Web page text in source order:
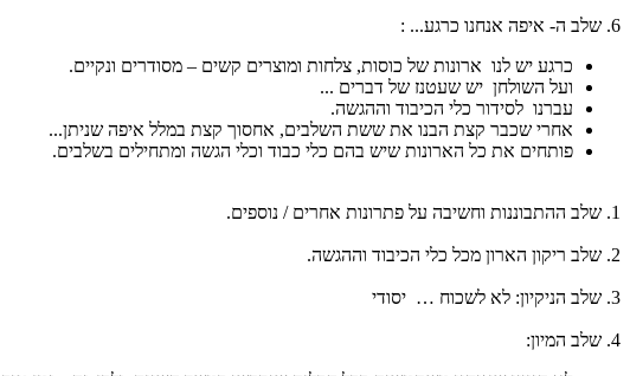
6. שלב ה- איפה אנחנו כרגע... :
כרגע יש לנו ארונות של כוסות, צלחות ומוצרים קשים – מסודרים ונקיים.
ועל השולחן יש שעטנז של דברים ...
עברנו לסידור כלי הכיבוד וההגשה.
אחרי שכבר קצת הבנו את ששת השלבים, אחסוך קצת במלל איפה שניתן...
פותחים את כל הארונות שיש בהם כלי כבוד וכלי הגשה ומתחילים בשלבים.
1. שלב ההתבוננות וחשיבה על פתרונות אחרים / נוספים.
2. שלב ריקון הארון מכל כלי הכיבוד וההגשה.
3. שלב הניקיון: לא לשכוח … יסודי
4. שלב המיון: